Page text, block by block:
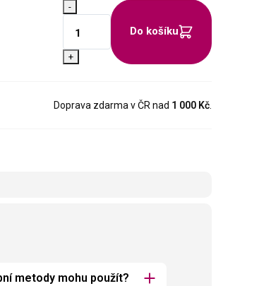
-
+
Do košíku
Doprava zdarma v ČR nad 1 000 Kč.
metody mohu použít?